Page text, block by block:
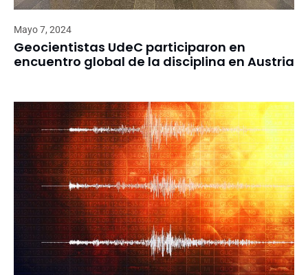
Mayo 7, 2024
Geocientistas UdeC participaron en
encuentro global de la disciplina en Austria